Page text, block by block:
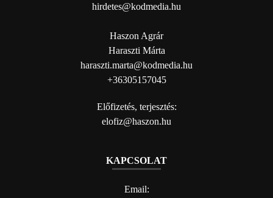
hirdetes@kodmedia.hu
Haszon Agrár
Haraszti Márta
haraszti.marta@kodmedia.hu
+36305157045
Előfizetés, terjesztés:
elofiz@haszon.hu
KAPCSOLAT
Email: